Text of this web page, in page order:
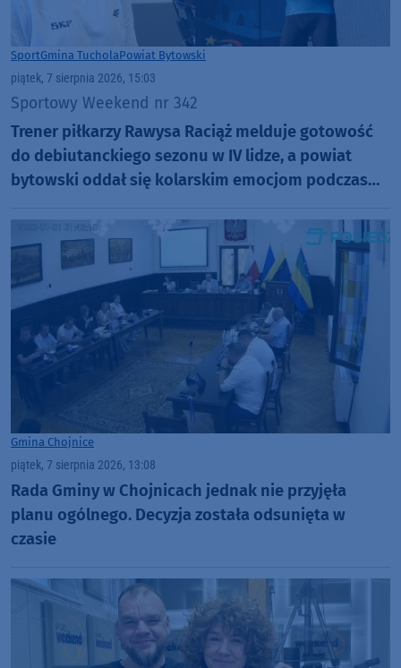
SportGmina TucholaPowiat Bytowski
piątek, 7 sierpnia 2026, 15:03
Sportowy Weekend nr 342
Trener piłkarzy Rawysa Raciąż melduje gotowość
do debiutanckiego sezonu w IV lidze, a powiat
bytowski oddał się kolarskim emocjom podczas
Gmina Chojnice
piątek, 7 sierpnia 2026, 13:08
Rada Gminy w Chojnicach jednak nie przyjęła
planu ogólnego. Decyzja została odsunięta w
czasie